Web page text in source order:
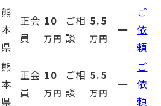
熊
本
県
正会
員
10
万円
ご相
談
5.5
万円
━
ご
依
頼
熊
本
県
正会
員
10
万円
ご相
談
5.5
万円
━
ご
依
頼